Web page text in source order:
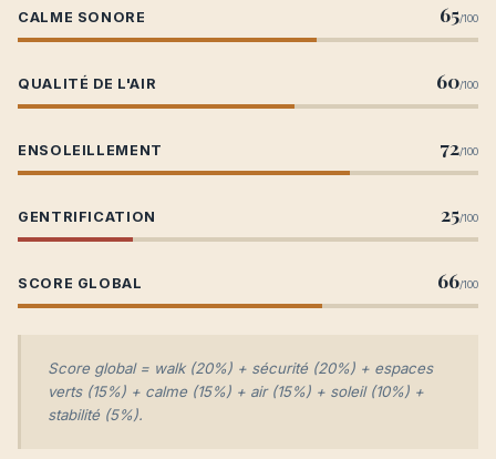
CALME SONORE 65/100
QUALITÉ DE L'AIR 60/100
ENSOLEILLEMENT 72/100
GENTRIFICATION 25/100
SCORE GLOBAL 66/100
Score global = walk (20%) + sécurité (20%) + espaces
verts (15%) + calme (15%) + air (15%) + soleil (10%) +
stabilité (5%).